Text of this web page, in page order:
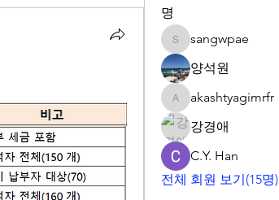
명
sangwpae
sangwpae
양석원
akashtyagimrfr
akashtyagimrfr
강경애
C.Y. Han
전체 회원 보기(15명)